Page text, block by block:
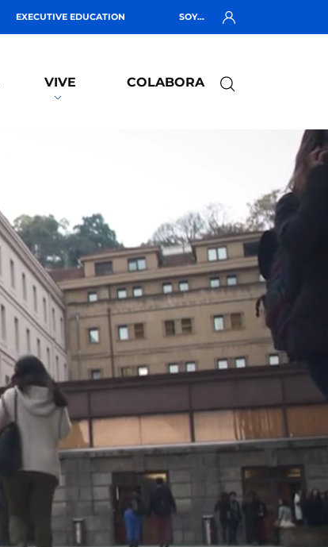
EXECUTIVE EDUCATION SOY...
VIVE COLABORA